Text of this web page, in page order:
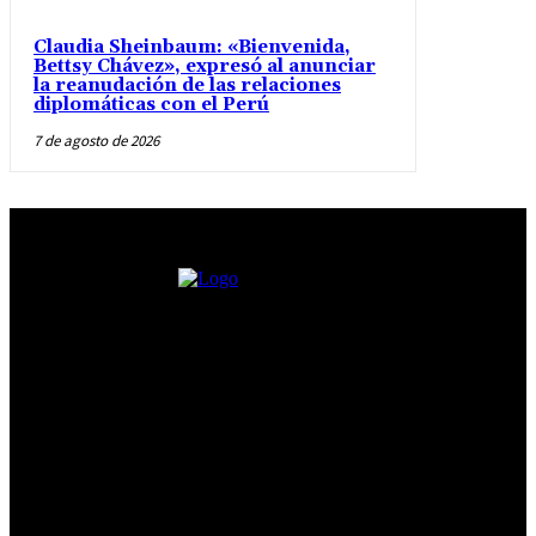
Claudia Sheinbaum: «Bienvenida,
Bettsy Chávez», expresó al anunciar
la reanudación de las relaciones
diplomáticas con el Perú
7 de agosto de 2026